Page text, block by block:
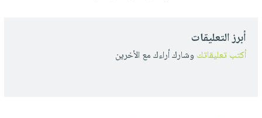
أبرز التعليقات
أكتب تعليقاتك وشارك أراءك مع الأخرين